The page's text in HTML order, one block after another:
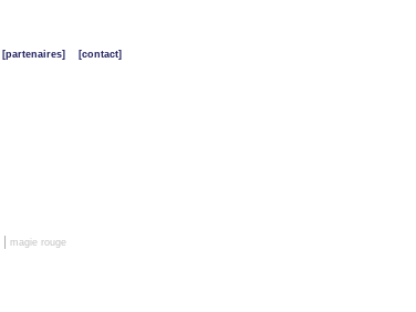
[partenaires] [contact]
magie rouge